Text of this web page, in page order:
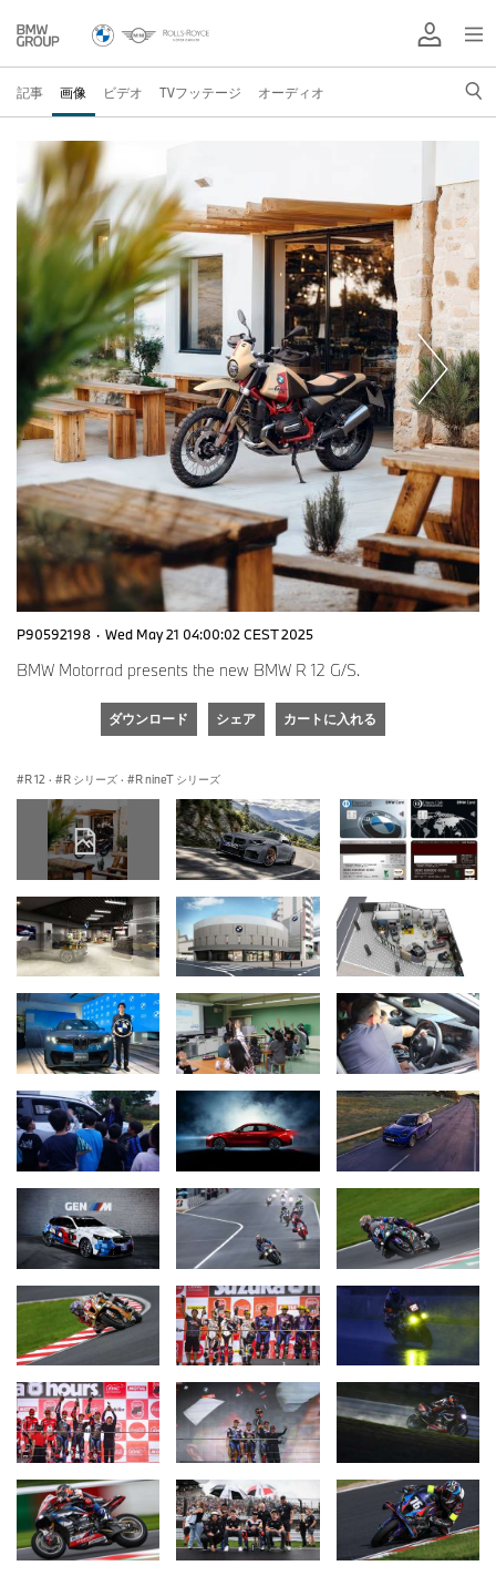
記事 画像 ビデオ TVフッテージ オーディオ
P90592198 · Wed May 21 04:00:02 CEST 2025
BMW Motorrad presents the new BMW R 12 G/S.
ダウンロード シェア カートに入れる
R 12 · R シリーズ · R nineT シリーズ